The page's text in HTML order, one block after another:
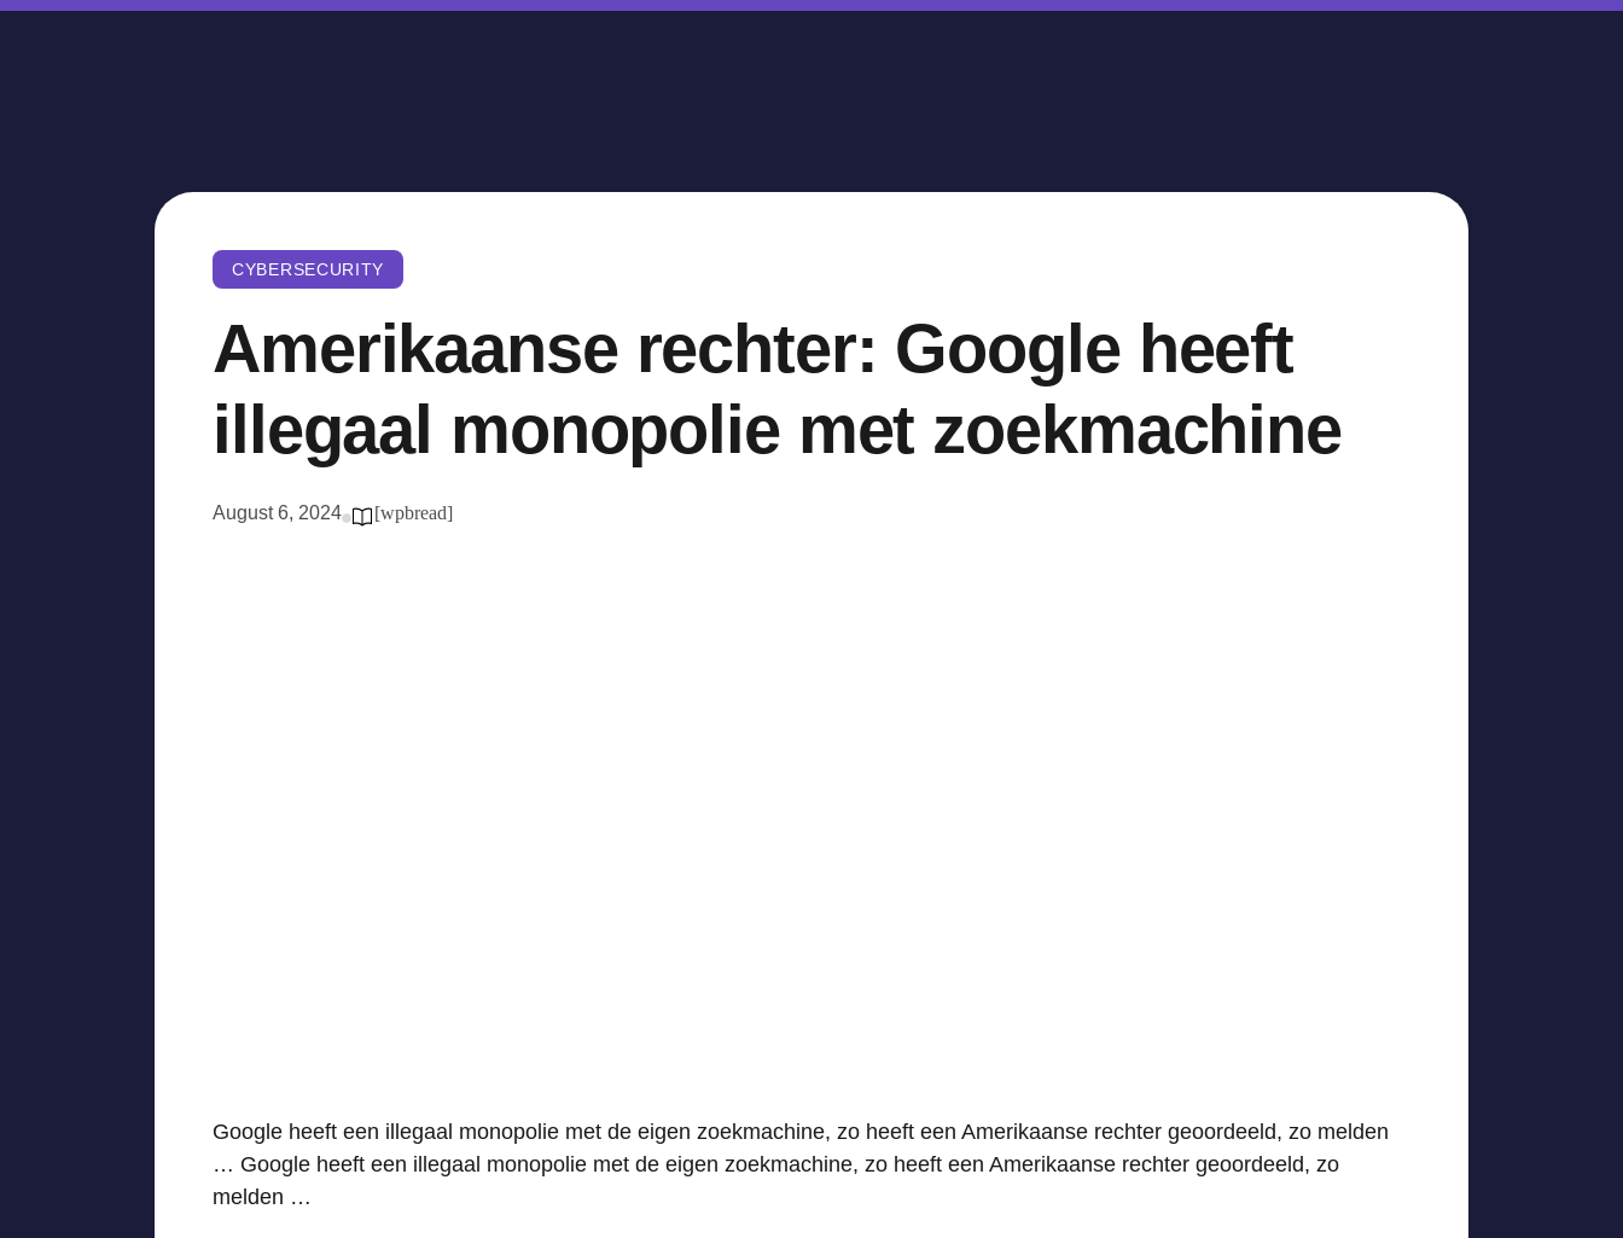
CYBERSECURITY
Amerikaanse rechter: Google heeft
illegaal monopolie met zoekmachine
August 6, 2024 [wpbread]
Google heeft een illegaal monopolie met de eigen zoekmachine, zo heeft een Amerikaanse rechter geoordeeld, zo melden
… Google heeft een illegaal monopolie met de eigen zoekmachine, zo heeft een Amerikaanse rechter geoordeeld, zo
melden …